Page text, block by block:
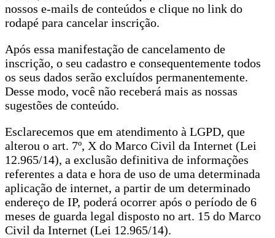
nossos e-mails de conteúdos e clique no link do
rodapé para cancelar inscrição.
Após essa manifestação de cancelamento de
inscrição, o seu cadastro e consequentemente todos
os seus dados serão excluídos permanentemente.
Desse modo, você não receberá mais as nossas
sugestões de conteúdo.
Esclarecemos que em atendimento à LGPD, que
alterou o art. 7º, X do Marco Civil da Internet (Lei
12.965/14), a exclusão definitiva de informações
referentes a data e hora de uso de uma determinada
aplicação de internet, a partir de um determinado
endereço de IP, poderá ocorrer após o período de 6
meses de guarda legal disposto no art. 15 do Marco
Civil da Internet (Lei 12.965/14).